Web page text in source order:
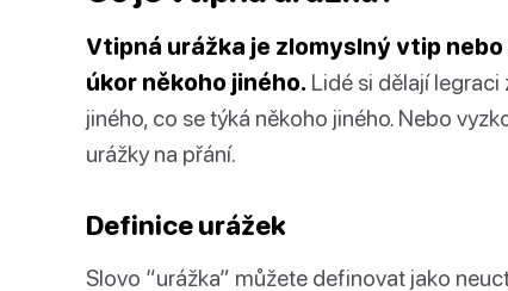
Vtipná urážka je zlomyslný vtip
úkor někoho jiného. Lidé si dělají
jiného, co se týká někoho jiného. Nebo
urážky na přání.
Definice urážek
Slovo “urážka” můžete definovat jako